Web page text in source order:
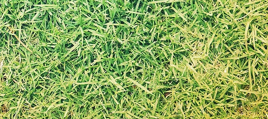
インターネット技術の応用により会社
自宅や外出先からパソコンで記録を入
書類を記入するためだけに会社に出社
少ないです
直行直帰に対応しています。
※ある日の正社員の勤務例：朝8時半
社内ポータルサイト
スタッフ向けのポータルサイト（社員
このサイトに仕事の手順などが体系的
業務の手順、書類の管理方法、社員研